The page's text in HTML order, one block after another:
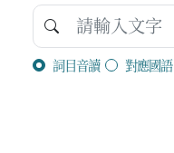
詞目音讀 對應國語